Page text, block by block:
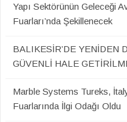
Yapı Sektörünün Geleceği
Fuarları’nda Şekillenecek
BALIKESİR’DE YENİDEN
GÜVENLİ HALE
Marble Systems Tureks,
Fuarlarında İlgi Odağı Oldu